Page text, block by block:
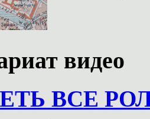
видео
ВСЕ